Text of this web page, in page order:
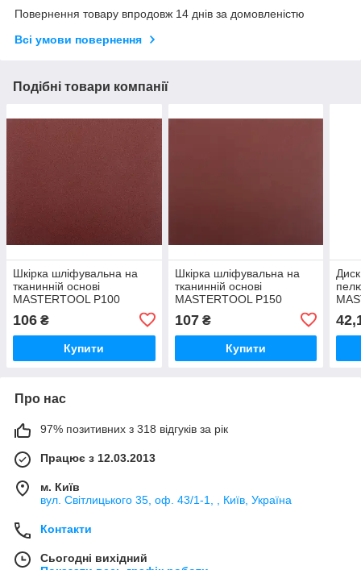
Повернення товару впродовж 14 днів за домовленістю
Всі умови повернення
Подібні товари компанії
Шкірка шліфувальна на
тканинній основі
MASTERTOOL Р100
106 ₴
Купити
Шкірка шліфувальна на
тканинній основі
MASTERTOOL Р150
107₴
Купити
Про нас
97% позитивних з 318 відгуків за рік
Працює з 12.03.2013
м. Київ
вул. Світлицького 35, оф. 43/1-1, , Київ, Україна
Контакти
Сьогодні вихідний